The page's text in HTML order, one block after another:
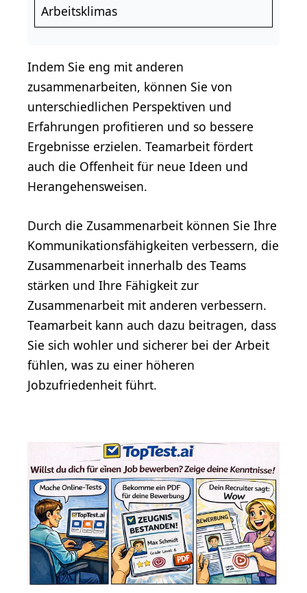
Arbeitsklimas
Indem Sie eng mit anderen
zusammenarbeiten, können Sie von
unterschiedlichen Perspektiven und
Erfahrungen profitieren und so bessere
Ergebnisse erzielen. Teamarbeit fördert
auch die Offenheit für neue Ideen und
Herangehensweisen.
Durch die Zusammenarbeit können Sie Ihre
Kommunikationsfähigkeiten verbessern, die
Zusammenarbeit innerhalb des Teams
stärken und Ihre Fähigkeit zur
Zusammenarbeit mit anderen verbessern.
Teamarbeit kann auch dazu beitragen, dass
Sie sich wohler und sicherer bei der Arbeit
fühlen, was zu einer höheren
Jobzufriedenheit führt.